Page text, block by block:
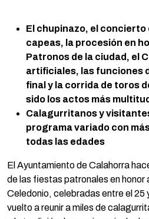
El chupinazo, el concierto
capeas, la procesión en
Patronos de la ciudad, el
artificiales, las funciones
final y la corrida de toros
sido los actos más
Calagurritanos y
programa variado con
todas las edades
El Ayuntamiento de Calahorra
de las fiestas patronales en honor
Celedonio, celebradas entre el 25
vuelto a reunir a miles de